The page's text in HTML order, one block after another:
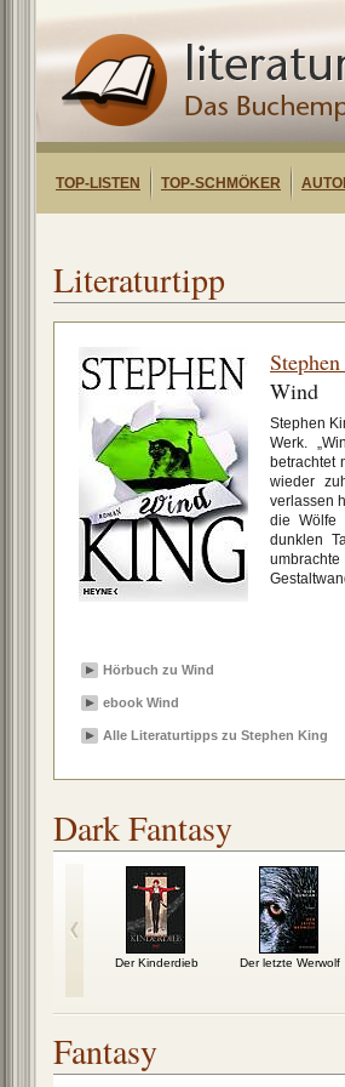
TOP-LISTEN TOP-SCHMÖKER
Literaturtipp
Wind
Stephen
Werk.
betrachtet
wieder
verlassen
die Wölfe
dunklen
Hörbuch zu Wind
ebook Wind
Alle Literaturtipps zu Stephen King
Dark Fantasy
Der Kinderdieb Der letzte Werwolf
Fantasy